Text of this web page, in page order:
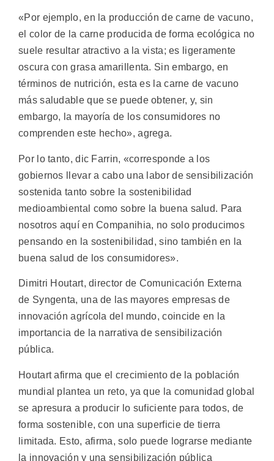
«Por ejemplo, en la producción de carne de vacuno,
el color de la carne producida de forma ecológica no
suele resultar atractivo a la vista; es ligeramente
oscura con grasa amarillenta. Sin embargo, en
términos de nutrición, esta es la carne de vacuno
más saludable que se puede obtener, y, sin
embargo, la mayoría de los consumidores no
comprenden este hecho», agrega.
Por lo tanto, dic Farrin, «corresponde a los
gobiernos llevar a cabo una labor de sensibilización
sostenida tanto sobre la sostenibilidad
medioambiental como sobre la buena salud. Para
nosotros aquí en Companihia, no solo producimos
pensando en la sostenibilidad, sino también en la
buena salud de los consumidores».
Dimitri Houtart, director de Comunicación Externa
de Syngenta, una de las mayores empresas de
innovación agrícola del mundo, coincide en la
importancia de la narrativa de sensibilización
pública.
Houtart afirma que el crecimiento de la población
mundial plantea un reto, ya que la comunidad global
se apresura a producir lo suficiente para todos, de
forma sostenible, con una superficie de tierra
limitada. Esto, afirma, solo puede lograrse mediante
la innovación y una sensibilización pública